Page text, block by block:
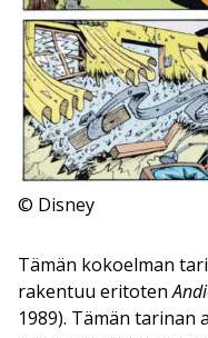
© Disney
Tämän kokoelman
rakentuu eritoten
1989). Tämän tarinan